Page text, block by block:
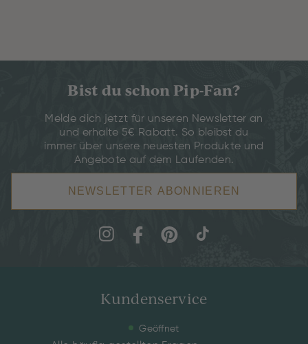
Bist du schon Pip-Fan?
Melde dich jetzt für unseren Newsletter an
und erhalte 5€ Rabatt. So bleibst du
immer über unsere neuesten Produkte und
Angebote auf dem Laufenden.
NEWSLETTER ABONNIEREN
Kundenservice
Geöffnet